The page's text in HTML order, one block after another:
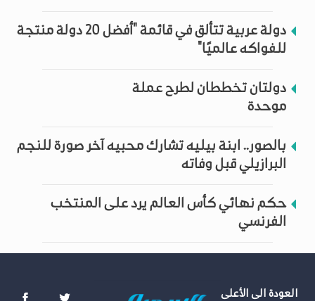
دولة عربية تتألق في قائمة "أفضل 20 دولة منتجة
للفواكه عالميًا"
دولتان تخططان لطرح عملة
موحدة
بالصور.. ابنة بيليه تشارك محبيه آخر صورة للنجم
البرازيلي قبل وفاته
حكم نهائي كأس العالم يرد على المنتخب
الفرنسي
العودة الى الأعلى